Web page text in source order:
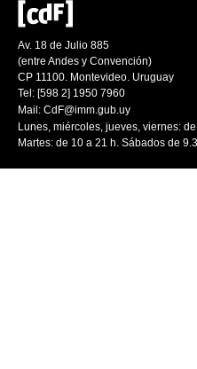
Av. 18 de Julio 885
(entre Andes y Convención)
CP 11100. Montevideo. Uruguay
Tel: [598 2] 1950 7960
Mail: CdF@imm.gub.uy
Lunes, miércoles, jueves, viernes:
Martes: de 10 a 21 h. Sábados de